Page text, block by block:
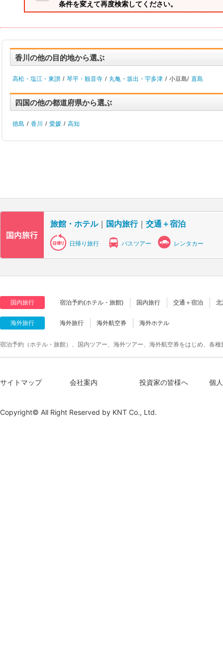
条件を変えて再度検索してください。
香川の他の目的地から選ぶ
高松・塩江・東讃 / 琴平・観音寺 / 丸亀・坂出・宇多津 / 小豆島/ 直島
四国の他の都道府県から選ぶ
徳島 / 香川 / 愛媛 / 高知
旅館・ホテル｜ 国内旅行｜ 交通＋宿泊
日帰り旅行 バスツアー レンタカー
国内旅行 宿泊予約(ホテル・旅館) 国内旅行 交通＋宿泊
海外旅行 海外旅行 海外航空券 海外ホテル
宿泊予約（ホテル・旅館）、国内ツアー、海外ツアー、海外航空券をはじめ、各
サイトマップ 会社案内 投資家の皆様へ 個
Copyright© All Right Reserved by KNT Co., Ltd.